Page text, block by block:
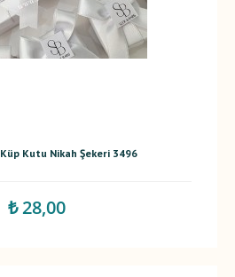
Kutu Nikah Şekeri 3496
₺ 28,00